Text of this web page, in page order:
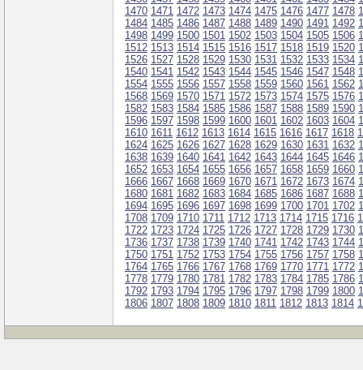
1470 1471 1472 1473 1474 1475 1476 1477 1478
1484 1485 1486 1487 1488 1489 1490 1491 1492
1498 1499 1500 1501 1502 1503 1504 1505 1506
1512 1513 1514 1515 1516 1517 1518 1519 1520
1526 1527 1528 1529 1530 1531 1532 1533 1534
1540 1541 1542 1543 1544 1545 1546 1547 1548
1554 1555 1556 1557 1558 1559 1560 1561 1562
1568 1569 1570 1571 1572 1573 1574 1575 1576
1582 1583 1584 1585 1586 1587 1588 1589 1590
1596 1597 1598 1599 1600 1601 1602 1603 1604
1610 1611 1612 1613 1614 1615 1616 1617 1618
1624 1625 1626 1627 1628 1629 1630 1631 1632
1638 1639 1640 1641 1642 1643 1644 1645 1646
1652 1653 1654 1655 1656 1657 1658 1659 1660
1666 1667 1668 1669 1670 1671 1672 1673 1674
1680 1681 1682 1683 1684 1685 1686 1687 1688
1694 1695 1696 1697 1698 1699 1700 1701 1702
1708 1709 1710 1711 1712 1713 1714 1715 1716
1722 1723 1724 1725 1726 1727 1728 1729 1730
1736 1737 1738 1739 1740 1741 1742 1743 1744
1750 1751 1752 1753 1754 1755 1756 1757 1758
1764 1765 1766 1767 1768 1769 1770 1771 1772
1778 1779 1780 1781 1782 1783 1784 1785 1786
1792 1793 1794 1795 1796 1797 1798 1799 1800
1806 1807 1808 1809 1810 1811 1812 1813 1814